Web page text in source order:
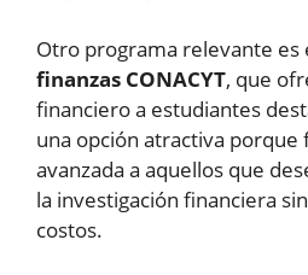
Otro programa relevante es
finanzas CONACYT, que
financiero a estudiantes
una opción atractiva porque
avanzada a aquellos que
la investigación financiera
costos.